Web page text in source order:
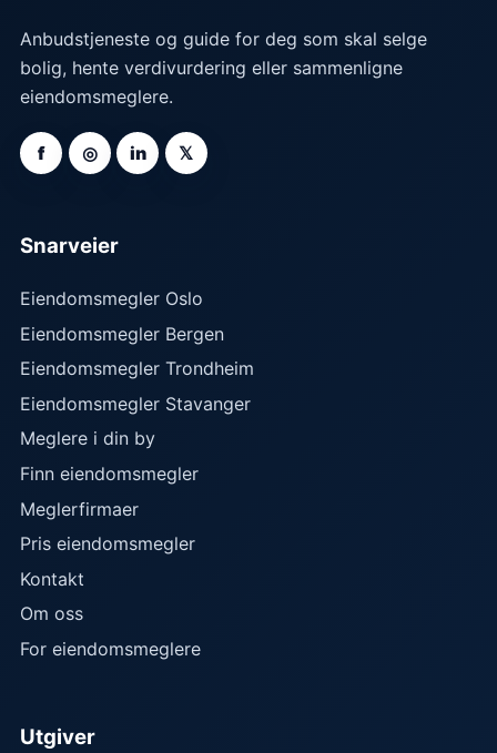
Anbudstjeneste og guide for deg som skal selge
bolig, hente verdivurdering eller sammenligne
eiendomsmeglere.
f ◎ in 𝕏
Snarveier
Eiendomsmegler Oslo
Eiendomsmegler Bergen
Eiendomsmegler Trondheim
Eiendomsmegler Stavanger
Meglere i din by
Finn eiendomsmegler
Meglerfirmaer
Pris eiendomsmegler
Kontakt
Om oss
For eiendomsmeglere
Utgiver